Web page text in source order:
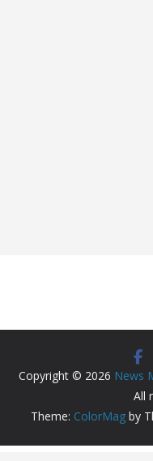
Copyright © 2026 News
All
Theme: ColorMag by